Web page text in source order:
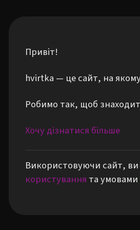
Привіт!
hvirtka — це сайт, на
Робимо так, щоб
Хочу дізнатися більше
Використовуючи сайт,
користування та умовами